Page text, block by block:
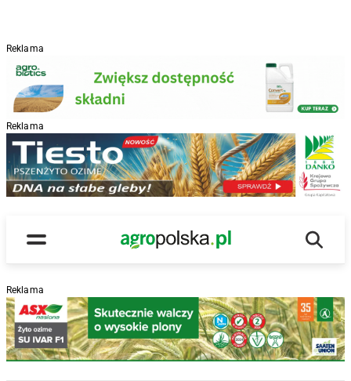
Reklama
Reklama
Menu
Main Logo
Reklama